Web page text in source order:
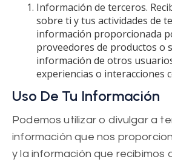
Información de terceros.
sobre ti y tus actividades de
información proporcionada
proveedores de productos o
información de otros
experiencias o interacciones
Uso De Tu Información
Podemos utilizar o divulgar a
información que nos
y la información que recibimos